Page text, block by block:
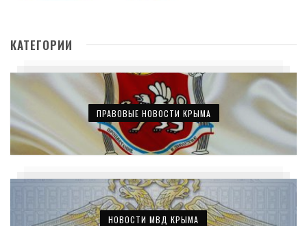
КАТЕГОРИИ
ПРАВОВЫЕ НОВОСТИ КРЫМА
НОВОСТИ МВД КРЫМА